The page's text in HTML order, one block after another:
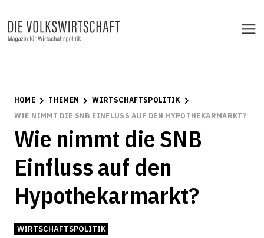
HOME THEMEN
WIRTSCHAFTSPOLITIK
WIE NIMMT DIE SNB EINFLUSS AUF DEN HYPOTHEKARMARKT?
Wie nimmt die SNB
Einfluss auf den
Hypothekarmarkt?
WIRTSCHAFTSPOLITIK